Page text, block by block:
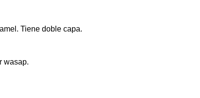
Tiene doble capa.
wasap.